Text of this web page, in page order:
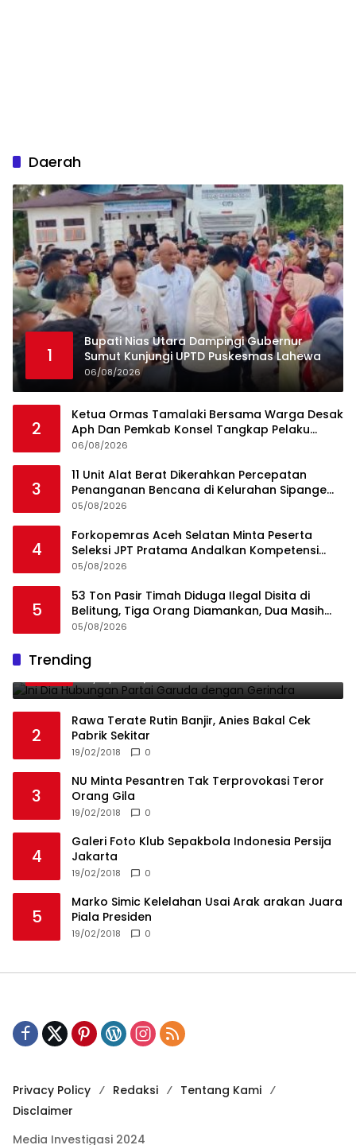
Daerah
1
Bupati Nias Utara Dampingi Gubernur
Sumut Kunjungi UPTD Puskesmas Lahewa
06/08/2026
2
Ketua Ormas Tamalaki Bersama Warga Desak
Aph Dan Pemkab Konsel Tangkap Pelaku
Angkut Cangkang Sawit Overload, Truk PT KAP
06/08/2026
3
11 Unit Alat Berat Dikerahkan Percepatan
Penanganan Bencana di Kelurahan Sipange
Kecamatan Tukka
05/08/2026
4
Forkopemras Aceh Selatan Minta Peserta
Seleksi JPT Pratama Andalkan Kompetensi
dan Integritas, Bukan Kedekatan
05/08/2026
5
53 Ton Pasir Timah Diduga Ilegal Disita di
Belitung, Tiga Orang Diamankan, Dua Masih
Diburu
05/08/2026
Trending
1
Gerindra
19/02/2018 0
2
Rawa Terate Rutin Banjir, Anies Bakal Cek
Pabrik Sekitar
19/02/2018 0
3
NU Minta Pesantren Tak Terprovokasi Teror
Orang Gila
19/02/2018 0
4
Galeri Foto Klub Sepakbola Indonesia Persija
Jakarta
19/02/2018 0
5
Marko Simic Kelelahan Usai Arak arakan Juara
Piala Presiden
19/02/2018 0
Privacy Policy Redaksi
Tentang Kami
Disclaimer
Media Investigasi 2024